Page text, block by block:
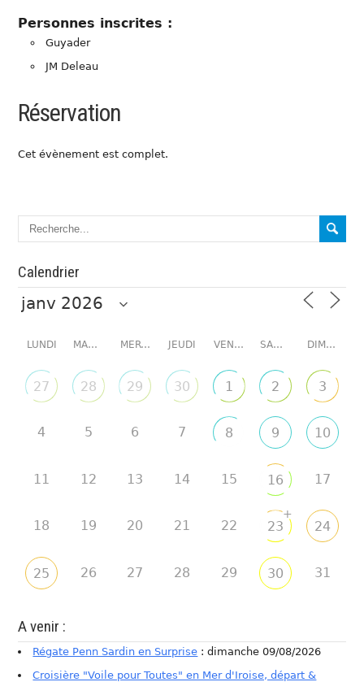
Personnes inscrites :
Guyader
JM Deleau
Réservation
Cet évènement est complet.
Calendrier
LUNDI MARDI MERCREDI JEUDI VENDREDI SAMEDI DIMANCHE
27 28 29 30 1 2 3
4 5 6 7 8 9 10
11 12 13 14 15 16 17
18 19 20 21 22 23
+
24
25 26 27 28 29 30 31
A venir :
Régate Penn Sardin en Surprise : dimanche 09/08/2026
Croisière "Voile pour Toutes" en Mer d'Iroise, départ &